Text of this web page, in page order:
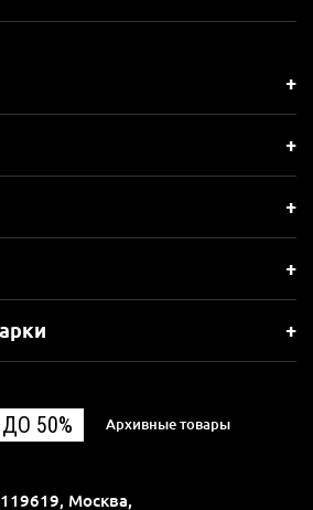
50% Архивные товары
119619, Москва,